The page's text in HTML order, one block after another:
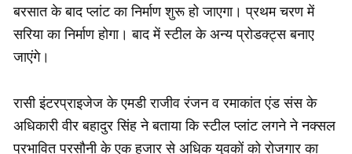
बरसात के बाद प्लांट का निर्माण शुरू हो जाएगा। प्रथम चरण में
सरिया का निर्माण होगा। बाद में स्टील के अन्य प्रोडक्ट्स बनाए
जाएंगे।
रासी इंटरप्राइजेज के एमडी राजीव रंजन व रमाकांत एंड संस के
अधिकारी वीर बहादुर सिंह ने बताया कि स्टील प्लांट लगने ने नक्सल
प्रभावित परसौनी के एक हजार से अधिक युवकों को रोजगार का